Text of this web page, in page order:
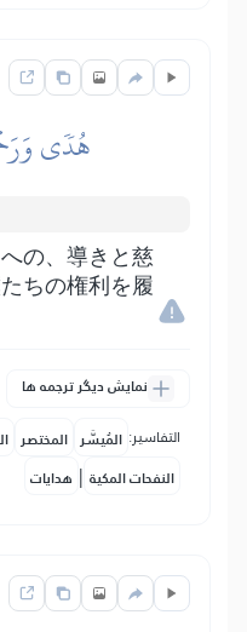
هُدٗى
の、導きと慈
ちの権利を履
نمایش دیگر ترجمه ها
التفاسير: المُيسَّر المختصر
النفحات المكية | هدايات